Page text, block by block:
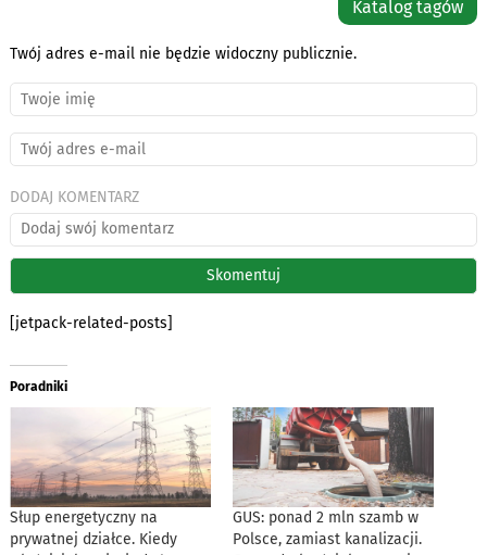
Katalog tagów
Twój adres e-mail nie będzie widoczny publicznie.
DODAJ KOMENTARZ
[jetpack-related-posts]
Poradniki
Słup energetyczny na
prywatnej działce. Kiedy
GUS: ponad 2 mln szamb w
Polsce, zamiast kanalizacji.